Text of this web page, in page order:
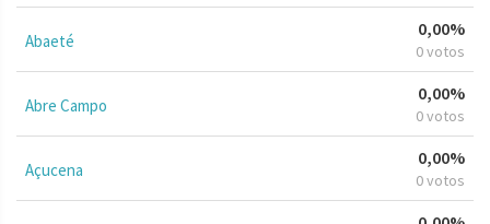
Abaeté
0,00%
0 votos
Abre Campo
0,00%
0 votos
Açucena
0,00%
0 votos